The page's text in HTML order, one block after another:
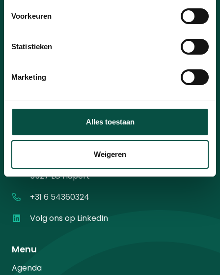
Voorkeuren
Statistieken
Marketing
Alles toestaan
Weigeren
Blijf op de hoogte van alle ontwikkelingen met
onze nieuwsbrief
E-
Instemming
Ik ga akkoord met het
Contact
5527 LC Hapert
+31 6 54360324
Volg ons op LinkedIn
Menu
Agenda